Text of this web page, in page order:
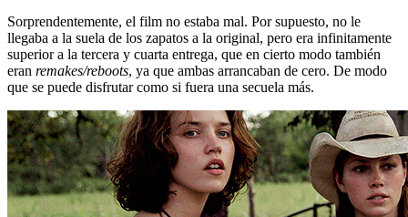
Sorprendentemente, el film no estaba mal. Por supuesto, no le
llegaba a la suela de los zapatos a la original, pero era infinitamente
superior a la tercera y cuarta entrega, que en cierto modo también
eran remakes/reboots, ya que ambas arrancaban de cero. De modo
que se puede disfrutar como si fuera una secuela más.